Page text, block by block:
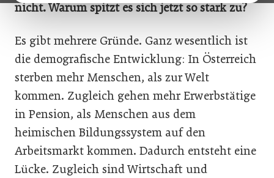
nicht. Warum spitzt es sich jetzt so stark zu?
Es gibt mehrere Gründe. Ganz wesentlich ist
die demografische Entwicklung: In Österreich
sterben mehr Menschen, als zur Welt
kommen. Zugleich gehen mehr Erwerbstätige
in Pension, als Menschen aus dem
heimischen Bildungssystem auf den
Arbeitsmarkt kommen. Dadurch entsteht eine
Lücke. Zugleich sind Wirtschaft und